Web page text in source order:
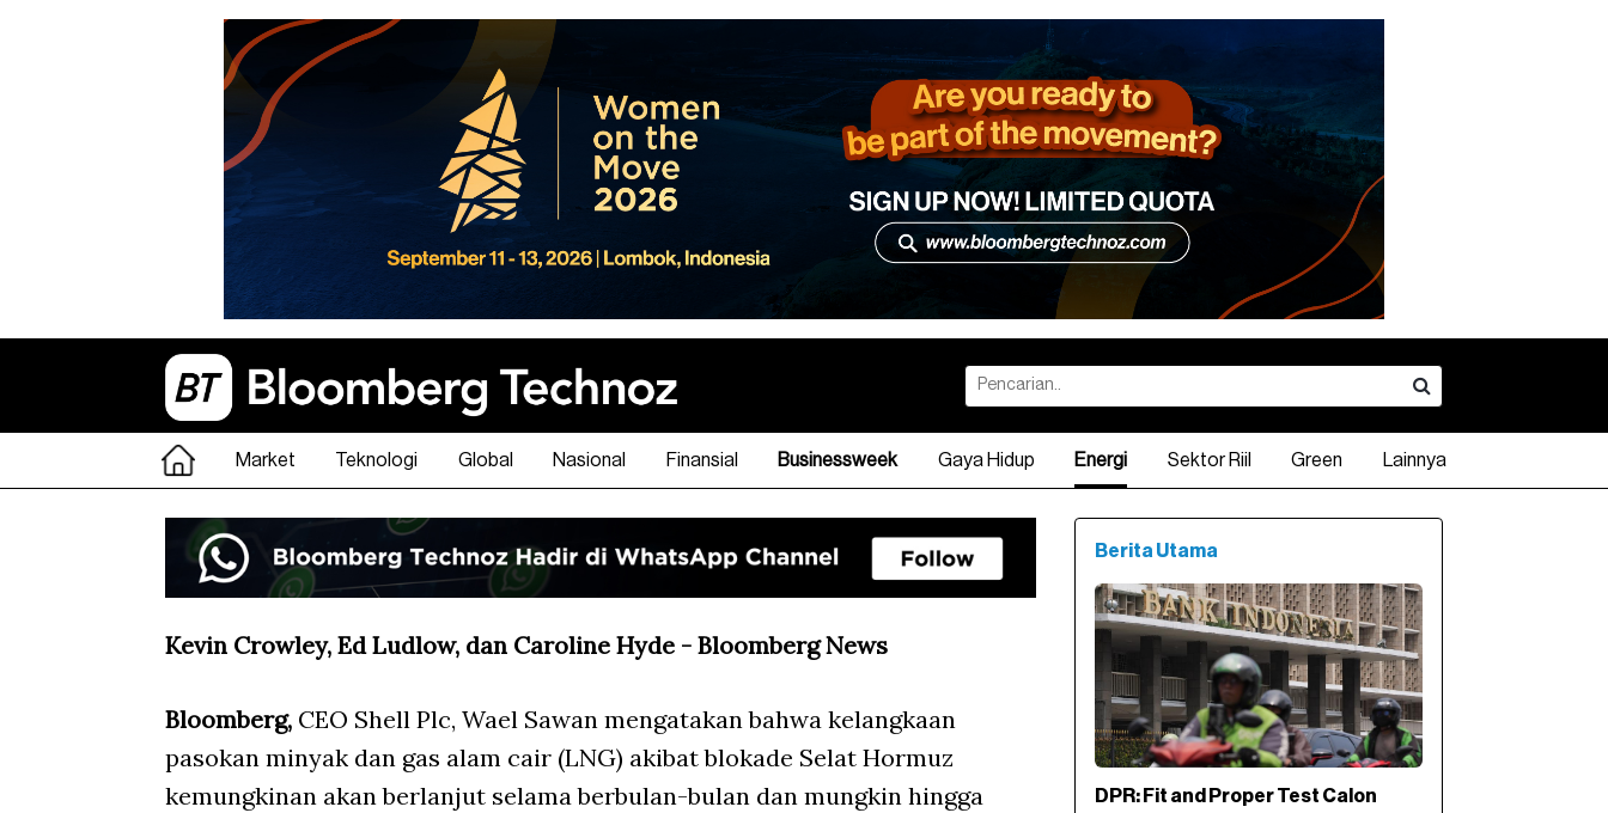
Market Teknologi Global Nasional Finansial Businessweek Gaya Hidup Energi Sektor Riil Green Lainnya
Kevin Crowley, Ed Ludlow, dan Caroline Hyde - Bloomberg News
Bloomberg, CEO Shell Plc, Wael Sawan mengatakan bahwa kelangkaan
pasokan minyak dan gas alam cair (LNG) akibat blokade Selat Hormuz
kemungkinan akan berlanjut selama berbulan-bulan dan mungkin hingga
Berita Utama
DPR: Fit and Proper Test Calon